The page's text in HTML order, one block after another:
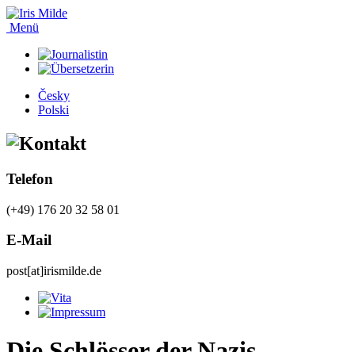
Menü
Česky
Polski
Telefon
(+49) 176 20 32 58 01
E-Mail
post[at]irismilde.de